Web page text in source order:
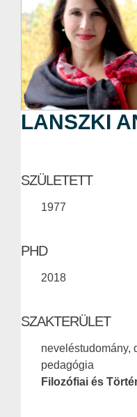
LANSZKI
SZÜLETETT
1977
PHD
2018
SZAKTERÜLET
neveléstudomány,
pedagógia
Filozófiai és